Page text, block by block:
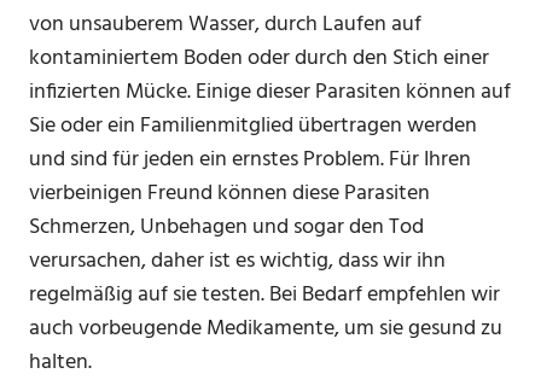
von unsauberem Wasser, durch Laufen auf
kontaminiertem Boden oder durch den Stich einer
infizierten Mücke. Einige dieser Parasiten können auf
Sie oder ein Familienmitglied übertragen werden
und sind für jeden ein ernstes Problem. Für Ihren
vierbeinigen Freund können diese Parasiten
Schmerzen, Unbehagen und sogar den Tod
verursachen, daher ist es wichtig, dass wir ihn
regelmäßig auf sie testen. Bei Bedarf empfehlen wir
auch vorbeugende Medikamente, um sie gesund zu
halten.